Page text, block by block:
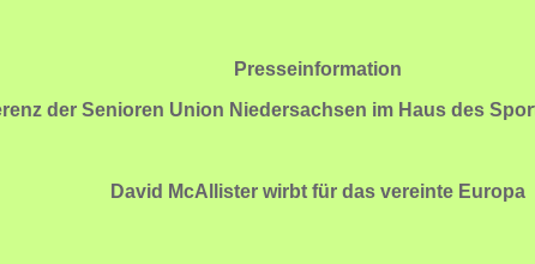
Presseinformation
der Senioren Union Niedersachsen im Haus des
David McAllister wirbt für das vereinte Europa